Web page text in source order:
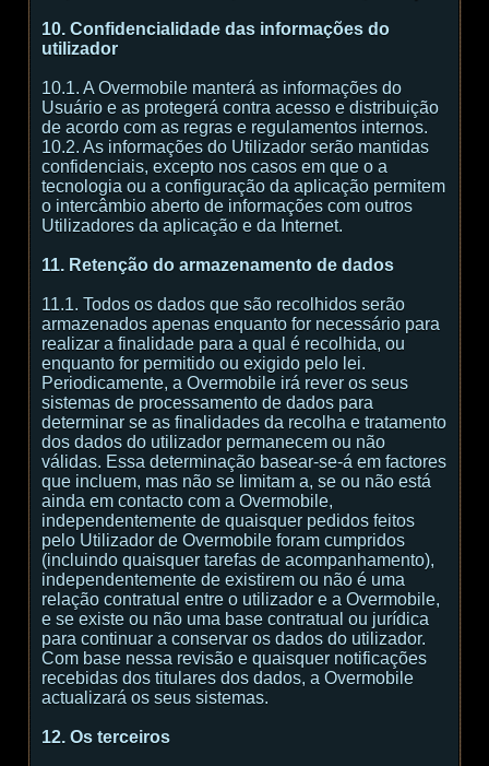
10. Confidencialidade das informações do
utilizador
10.1. A Overmobile manterá as informações do
Usuário e as protegerá contra acesso e distribuição
de acordo com as regras e regulamentos internos.
10.2. As informações do Utilizador serão mantidas
confidenciais, excepto nos casos em que o a
tecnologia ou a configuração da aplicação permitem
o intercâmbio aberto de informações com outros
Utilizadores da aplicação e da Internet.
11. Retenção do armazenamento de dados
11.1. Todos os dados que são recolhidos serão
armazenados apenas enquanto for necessário para
realizar a finalidade para a qual é recolhida, ou
enquanto for permitido ou exigido pelo lei.
Periodicamente, a Overmobile irá rever os seus
sistemas de processamento de dados para
determinar se as finalidades da recolha e tratamento
dos dados do utilizador permanecem ou não
válidas. Essa determinação basear-se-á em factores
que incluem, mas não se limitam a, se ou não está
ainda em contacto com a Overmobile,
independentemente de quaisquer pedidos feitos
pelo Utilizador de Overmobile foram cumpridos
(incluindo quaisquer tarefas de acompanhamento),
independentemente de existirem ou não é uma
relação contratual entre o utilizador e a Overmobile,
e se existe ou não uma base contratual ou jurídica
para continuar a conservar os dados do utilizador.
Com base nessa revisão e quaisquer notificações
recebidas dos titulares dos dados, a Overmobile
actualizará os seus sistemas.
12. Os terceiros